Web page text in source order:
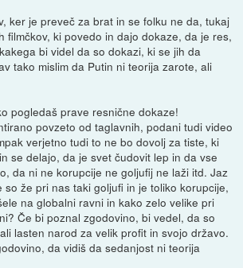
ker je preveč za brat in se folku ne da, tukaj
filmčkov, ki povedo in dajo dokaze, da je res,
bi videl da so dokazi, ki se jih da
tako mislim da Putin ni teorija zarote, ali
pogledaš prave resnične dokaze!
povzeto od taglavnih, podani tudi video
verjetno tudi to ne bo dovolj za tiste, ki
se delajo, da je svet čudovit lep in da vse
da ni ne korupcije ne goljufij ne laži itd. Jaz
so že pri nas taki goljufi in je toliko korupcije,
na globalni ravni in kako zelo velike pri
Če bi poznal zgodovino, bi vedel, da so
lasten narod za velik profit in svojo državo.
da vidiš da sedanjost ni teorija